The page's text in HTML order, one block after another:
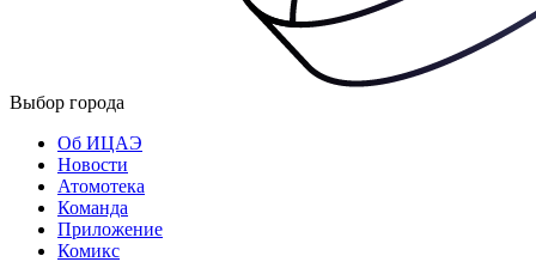
Выбор города
Об ИЦАЭ
Новости
Атомотека
Команда
Приложение
Комикс